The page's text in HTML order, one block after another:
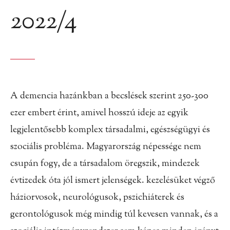
2022/4
A demencia hazánkban a becslések szerint 250-300
ezer embertérint, amivel hosszú ideje az egyik
legjelentősebb komplex társadalmi,egészségügyi és
szociális probléma. Magyarország népességenem
csupán fogy, de a társadalom öregszik, mindezek
évtizedekóta jól ismert jelenségek. kezelésüket végző
háziorvosok, neurológusok,pszichiáterek és
gerontológusok még mindig túl kevesenvannak, és a